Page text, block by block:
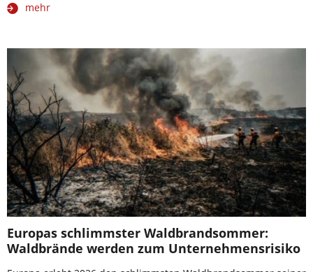
mehr
Europas schlimmster Waldbrandsommer:
Waldbrände werden zum Unternehmensrisiko